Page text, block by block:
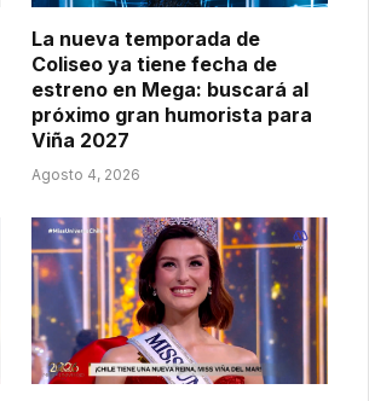
La nueva temporada de
Coliseo ya tiene fecha de
estreno en Mega: buscará al
próximo gran humorista para
Viña 2027
Agosto 4, 2026